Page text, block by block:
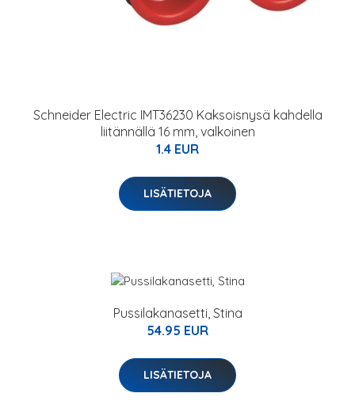
Schneider Electric IMT36230 Kaksoisnysä kahdella
liitännällä 16 mm, valkoinen
1.4 EUR
LISÄTIETOJA
Pussilakanasetti, Stina
54.95 EUR
LISÄTIETOJA